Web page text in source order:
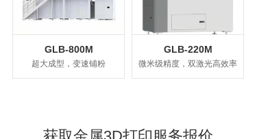
GLB-800M
超大成型，变速铺粉
GLB-220M
微米级精度，双激光高效率